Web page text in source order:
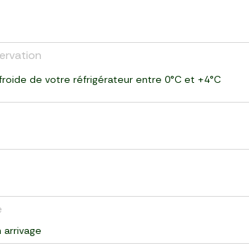
de votre réfrigérateur entre 0°C et +4°C
arrivage